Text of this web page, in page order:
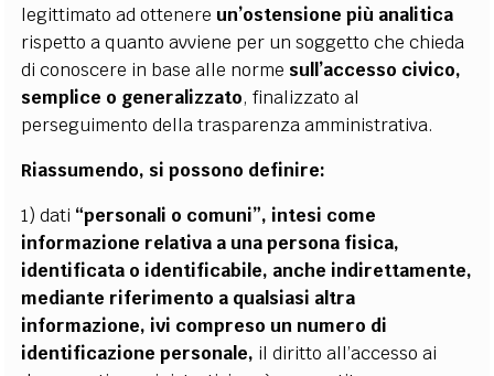
legittimato ad ottenere un’ostensione più analitica
rispetto a quanto avviene per un soggetto che chieda
di conoscere in base alle norme sull’accesso civico,
semplice o generalizzato, finalizzato al
perseguimento della trasparenza amministrativa.
Riassumendo, si possono definire:
1) dati “personali o comuni”, intesi come
informazione relativa a una persona fisica,
identificata o identificabile, anche indirettamente,
mediante riferimento a qualsiasi altra
informazione, ivi compreso un numero di
identificazione personale, il diritto all’accesso ai